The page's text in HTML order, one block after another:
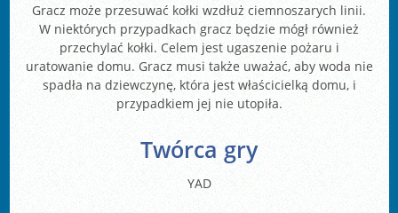
Gracz może przesuwać kołki wzdłuż ciemnoszarych linii.
W niektórych przypadkach gracz będzie mógł również
przechylać kołki. Celem jest ugaszenie pożaru i
uratowanie domu. Gracz musi także uważać, aby woda nie
spadła na dziewczynę, która jest właścicielką domu, i
przypadkiem jej nie utopiła.
Twórca gry
YAD